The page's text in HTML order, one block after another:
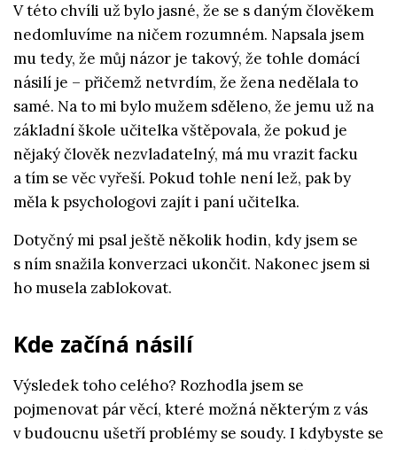
V této chvíli už bylo jasné, že se s daným člověkem
nedomluvíme na ničem rozumném. Napsala jsem
mu tedy, že můj názor je takový, že tohle domácí
násilí je – přičemž netvrdím, že žena nedělala to
samé. Na to mi bylo mužem sděleno, že jemu už na
základní škole učitelka vštěpovala, že pokud je
nějaký člověk nezvladatelný, má mu vrazit facku
a tím se věc vyřeší. Pokud tohle není lež, pak by
měla k psychologovi zajít i paní učitelka.
Dotyčný mi psal ještě několik hodin, kdy jsem se
s ním snažila konverzaci ukončit. Nakonec jsem si
ho musela zablokovat.
Kde začíná násilí
Výsledek toho celého? Rozhodla jsem se
pojmenovat pár věcí, které možná některým z vás
v budoucnu ušetří problémy se soudy. I kdybyste se